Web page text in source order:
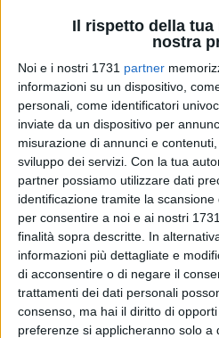
Il rispetto della tua
nostra
Noi e i nostri 1731 partner
informazioni su un dispositivo,
personali, come identificatori
inviate da un dispositivo per
misurazione di annunci e
sviluppo dei servizi. Con la tua
partner possiamo utilizzare dati
identificazione tramite la
per consentire a noi e ai nostri
finalità sopra descritte. In
informazioni più dettagliate e
di acconsentire o di negare il
trattamenti dei dati personali
consenso, ma hai il diritto di
preferenze si applicheranno solo a
BITONTO - 27 LUGLIO 2026
Schianto tra
funerali di Michela
BITONTO - 26 LUGLIO 2026
Incidente sulla
donna, feriti tre
BITONTO - 21 LUGLIO 2026
Tecnici Enel al
elettrica in via
BITONTO - 21 LUGLIO 2026
Guasto sulla linea
deviati via Aeroporto